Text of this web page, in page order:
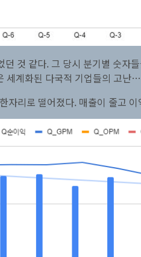
것 같다. 그 당시 분기별 숫자
계화된 다국적 기업들의 고난
리로 떨어졌다. 매출이 줄고